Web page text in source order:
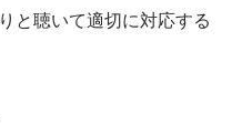
と聴いて適切に対応する